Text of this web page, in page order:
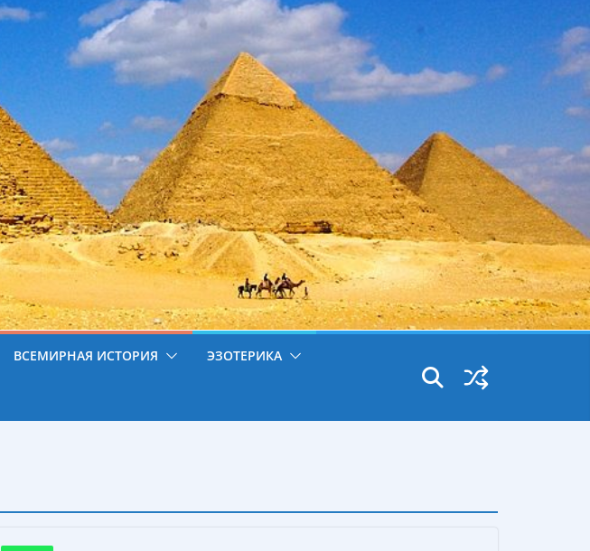
ВСЕМИРНАЯ ИСТОРИЯ ЭЗОТЕРИКА